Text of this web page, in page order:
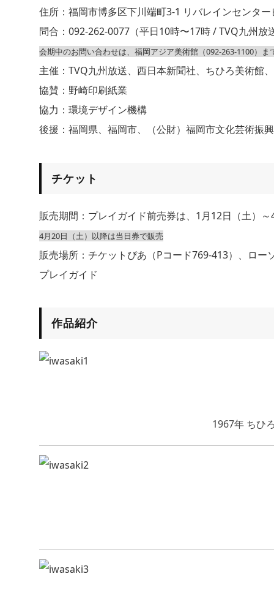
住所：福岡市博多区下川端町3-1 リバレインセンター
問合：092-262-0077（平日10時〜17時 / TVQ九州放
会期中のお問い合わせは、福岡アジア美術館（092-263-1100）ま
主催：TVQ九州放送、西日本新聞社、ちひろ美術館
協賛：野崎印刷紙業
協力：環境デザイン機構
後援：福岡県、福岡市、（公財）福岡市文化芸術振
チケット
販売期間：プレイガイド前売券は、1月12日（土）
4月20日（土）以降は当日券で販売
販売場所：チケットぴあ（Pコード769-413）、ロ
プレイガイド
作品紹介
1967年 ちひ